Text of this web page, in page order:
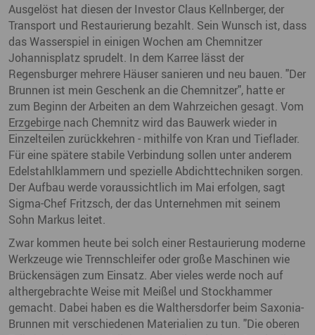
Ausgelöst hat diesen der Investor Claus Kellnberger, der
Transport und Restaurierung bezahlt. Sein Wunsch ist, dass
das Wasserspiel in einigen Wochen am Chemnitzer
Johannisplatz sprudelt. In dem Karree lässt der
Regensburger mehrere Häuser sanieren und neu bauen. "Der
Brunnen ist mein Geschenk an die Chemnitzer", hatte er
zum Beginn der Arbeiten an dem Wahrzeichen gesagt. Vom
Erzgebirge nach Chemnitz wird das Bauwerk wieder in
Einzelteilen zurückkehren - mithilfe von Kran und Tieflader.
Für eine spätere stabile Verbindung sollen unter anderem
Edelstahlklammern und spezielle Abdichttechniken sorgen.
Der Aufbau werde voraussichtlich im Mai erfolgen, sagt
Sigma-Chef Fritzsch, der das Unternehmen mit seinem
Sohn Markus leitet.
Zwar kommen heute bei solch einer Restaurierung moderne
Werkzeuge wie Trennschleifer oder große Maschinen wie
Brückensägen zum Einsatz. Aber vieles werde noch auf
althergebrachte Weise mit Meißel und Stockhammer
gemacht. Dabei haben es die Walthersdorfer beim Saxonia-
Brunnen mit verschiedenen Materialien zu tun. "Die oberen